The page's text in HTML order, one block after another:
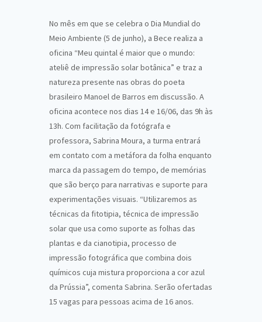
No mês em que se celebra o Dia Mundial do
Meio Ambiente (5 de junho), a Bece realiza a
oficina “Meu quintal é maior que o mundo:
ateliê de impressão solar botânica” e traz a
natureza presente nas obras do poeta
brasileiro Manoel de Barros em discussão. A
oficina acontece nos dias 14 e 16/06, das 9h às
13h. Com facilitação da fotógrafa e
professora, Sabrina Moura, a turma entrará
em contato com a metáfora da folha enquanto
marca da passagem do tempo, de memórias
que são berço para narrativas e suporte para
experimentações visuais. “Utilizaremos as
técnicas da fitotipia, técnica de impressão
solar que usa como suporte as folhas das
plantas e da cianotipia, processo de
impressão fotográfica que combina dois
químicos cuja mistura proporciona a cor azul
da Prússia”, comenta Sabrina. Serão ofertadas
15 vagas para pessoas acima de 16 anos.